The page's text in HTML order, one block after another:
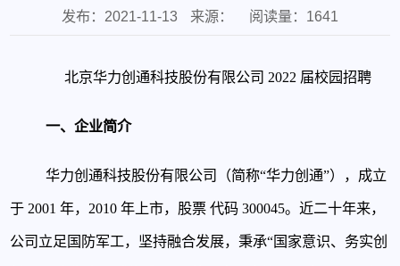
发布：2021-11-13 来源： 阅读量： 1641
北京华力创通科技股份有限公司 2022 届校园招聘
一、企业简介
华力创通科技股份有限公司（简称“华力创通”），成立
于 2001 年，2010 年上市，股票代码 300045。近二十年来，
公司立足国防军工，坚持融合发展，秉承“国家意识、务实创